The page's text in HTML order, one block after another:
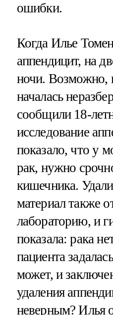
ошибки.
Когда Илье
аппендицит, на
ночи. Возможно,
началась
сообщили 18-
исследование
показало, что у
рак, нужно
кишечника.
материал также
лабораторию, и
показала: рака
пациента
может, и
удаления
неверным? Илья